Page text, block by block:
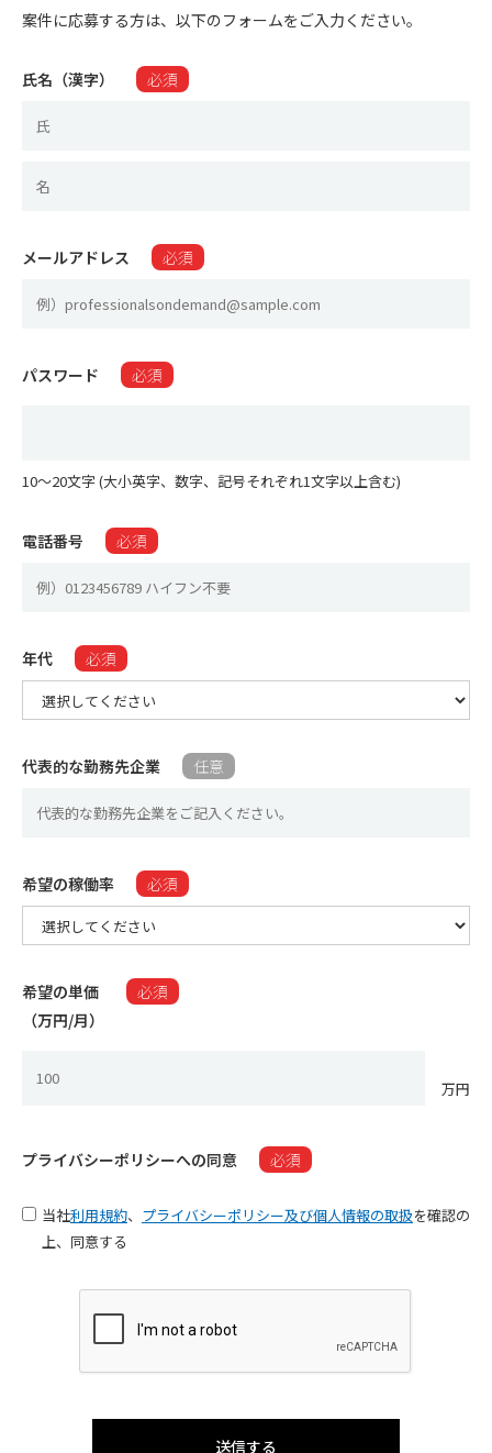
案件に応募する方は、以下のフォームをご入力ください。
氏名（漢字） 必須
メールアドレス 必須
パスワード 必須
10〜20文字 (大小英字、数字、記号それぞれ1文字以上含む)
電話番号 必須
年代 必須
代表的な勤務先企業 任意
希望の稼働率​ 必須
希望の単価
（万円/月）​
必須
万円
プライバシーポリシーへの同意 必須
当社利用規約、 プライバシーポリシー及び個人情報の取扱を確認の
上、同意する